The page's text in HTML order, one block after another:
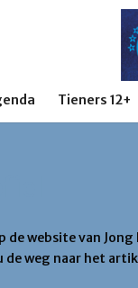
Tieners 12+
de website van
de weg naar het